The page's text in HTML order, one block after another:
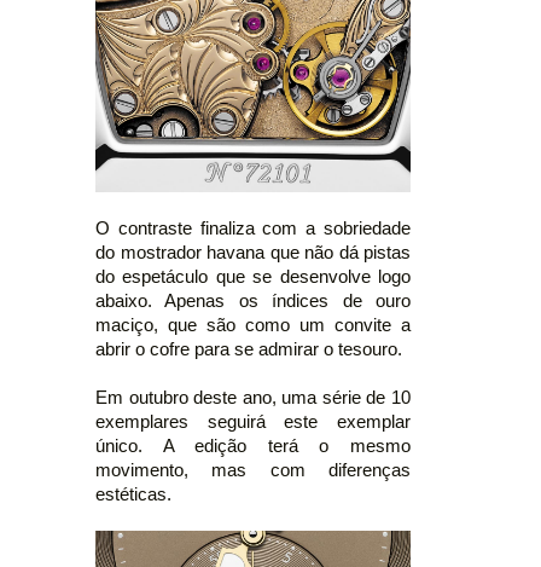
O contraste finaliza com a sobriedade
do mostrador havana que não dá pistas
do espetáculo que se desenvolve logo
abaixo. Apenas os índices de ouro
maciço, que são como um convite a
abrir o cofre para se admirar o tesouro.
Em outubro deste ano, uma série de 10
exemplares seguirá este exemplar
único. A edição terá o mesmo
movimento, mas com diferenças
estéticas.